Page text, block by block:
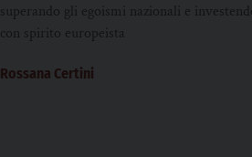
superando gli egoismi nazionali e
con spirito europeista
Rossana Certini